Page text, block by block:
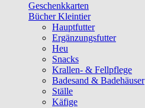
Geschenkkarten
Bücher Kleintier
Hauptfutter
Ergänzungsfutter
Heu
Snacks
Krallen- & Fellpflege
Badesand & Badehäuser
Ställe
Käfige